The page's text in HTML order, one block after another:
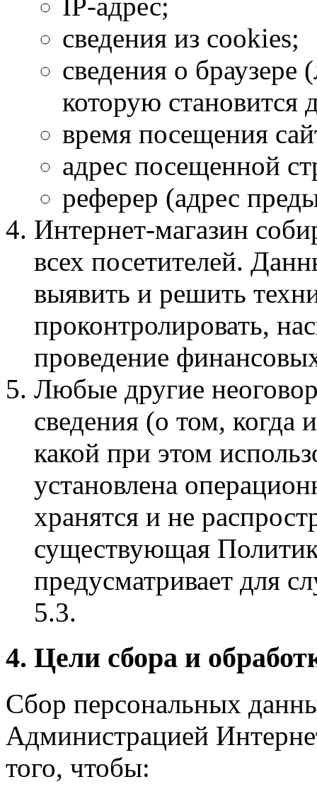
сведения из cookies;
сведения о
которую становится
время посещения
адрес посещенной
реферер (адрес
Интернет-магазин
всех посетителей.
выявить и решить
проконтролировать,
проведение
Любые другие
сведения (о том, когда
какой при этом
установлена
хранятся и не
существующая
предусматривает для
5.3.
4. Цели сбора и
Сбор персональных
Администрацией
того, чтобы: